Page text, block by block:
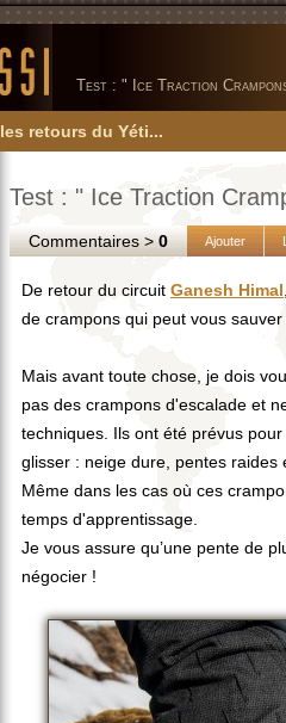
Test : " Ice Traction
retours du Yéti...
Test : " Ice Traction
Commentaires >0 Ajouter
De retour du circuit Ganesh Himal
de crampons qui peut vous
Mais avant toute chose, je dois
pas des crampons d'escalade et
techniques. Ils ont été prévus
glisser : neige dure, pentes
Même dans les cas où ces
temps d'apprentissage.
Je vous assure qu’une pente de
négocier !